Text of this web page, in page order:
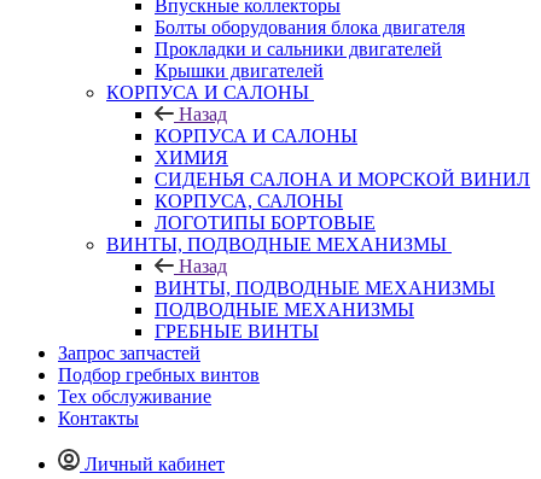
Впускные коллекторы
Болты оборудования блока двигателя
Прокладки и сальники двигателей
Крышки двигателей
КОРПУСА И САЛОНЫ
Назад
КОРПУСА И САЛОНЫ
ХИМИЯ
СИДЕНЬЯ САЛОНА И МОРСКОЙ ВИНИЛ
КОРПУСА, САЛОНЫ
ЛОГОТИПЫ БОРТОВЫЕ
ВИНТЫ, ПОДВОДНЫЕ МЕХАНИЗМЫ
Назад
ВИНТЫ, ПОДВОДНЫЕ МЕХАНИЗМЫ
ПОДВОДНЫЕ МЕХАНИЗМЫ
ГРЕБНЫЕ ВИНТЫ
Запрос запчастей
Подбор гребных винтов
Тех обслуживание
Контакты
Личный кабинет